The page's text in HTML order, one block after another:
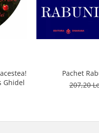
Ghidel
Pachet
207,20